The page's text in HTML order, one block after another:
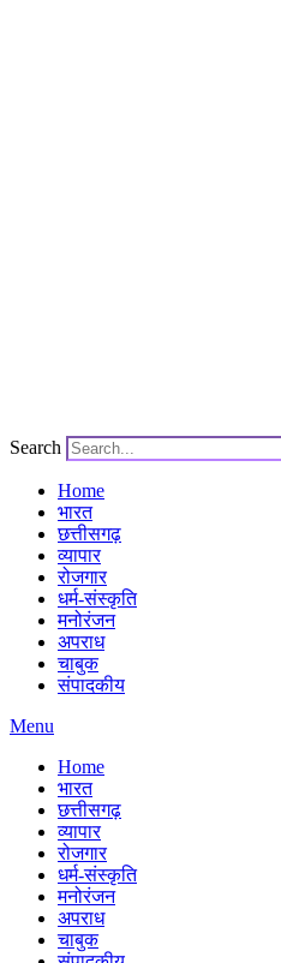
Search
Home
भारत
छत्तीसगढ़
व्यापार
रोजगार
धर्म-संस्कृति
मनोरंजन
अपराध
चाबुक
संपादकीय
Menu
Home
भारत
छत्तीसगढ़
व्यापार
रोजगार
धर्म-संस्कृति
मनोरंजन
अपराध
चाबुक